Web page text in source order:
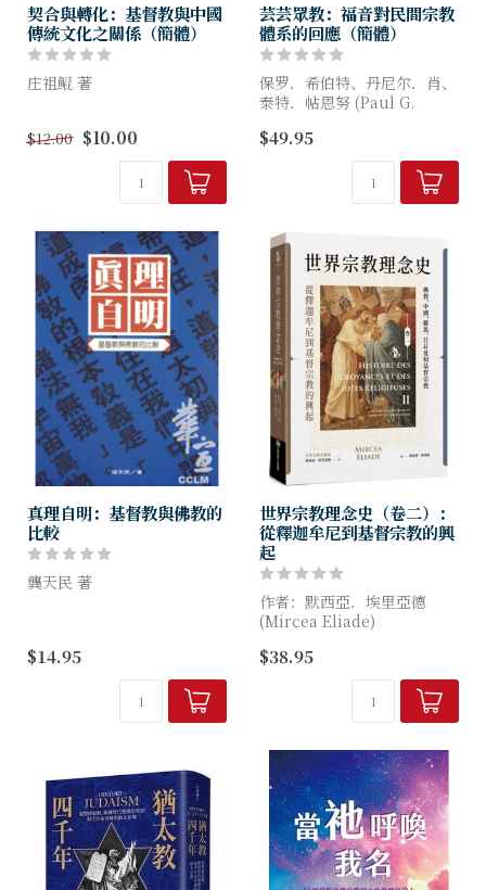
契合與轉化：基督教與中國
傳統文化之關係（簡體）
庄祖鲲 著
会通，基督教与欧洲文化的会
通，宗教与文化的会通-基督
教宣教学的反思，中国文化更
$12.00 $10.00
芸芸眾教：福音對民間宗教
體系的回應（簡體）
保罗．希伯特、丹尼尔．肖、
泰特．帖恩努 (Paul G.
Tite Tienou) 着
本书无意为民间宗...
$49.95
真理自明：基督教與佛教的
比較
龔天民 著
樣也希望幫助佛教徒對基督教
有一個真實的概念。遂著此
書，其內容共分十二篇，將兩
教對於同一問題...
$14.95
世界宗教理念史（卷二）：
從釋迦牟尼到基督宗教的興
起
作者：默西亞．埃里亞德
(Mircea Eliade)
人類的生活本身就是宗教的行
為，因為飲食、性愛和工作都
有類似聖事的價值。換句話
說，作為一個人，或更好...
$38.95